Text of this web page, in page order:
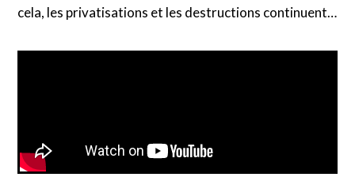
cela, les privatisations et les destructions continuent…